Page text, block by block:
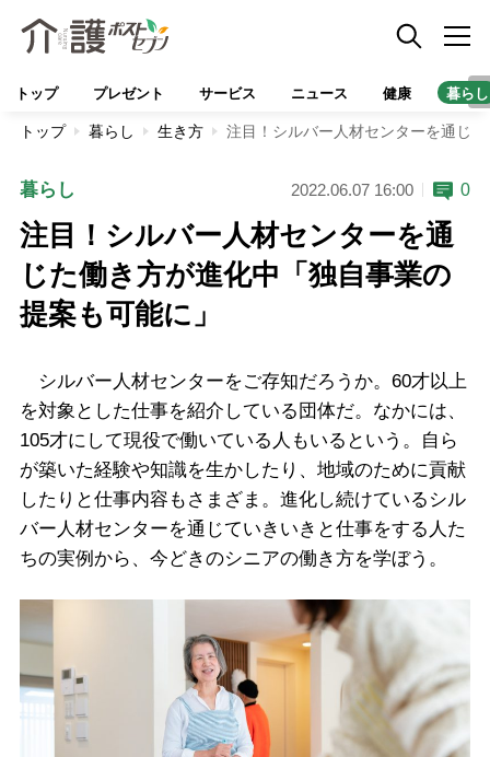
トップ プレゼント サービス ニュース 健康 暮らし
トップ 暮らし 生き方 注目！シルバー人材センターを通じ
暮らし 2022.06.07 16:00 0
注目！シルバー人材センターを通
じた働き方が進化中「独自事業の
提案も可能に」
シルバー人材センターをご存知だろうか。60才以上
を対象とした仕事を紹介している団体だ。なかには、
105才にして現役で働いている人もいるという。自ら
が築いた経験や知識を生かしたり、地域のために貢献
したりと仕事内容もさまざま。進化し続けているシル
バー人材センターを通じていきいきと仕事をする人た
ちの実例から、今どきのシニアの働き方を学ぼう。